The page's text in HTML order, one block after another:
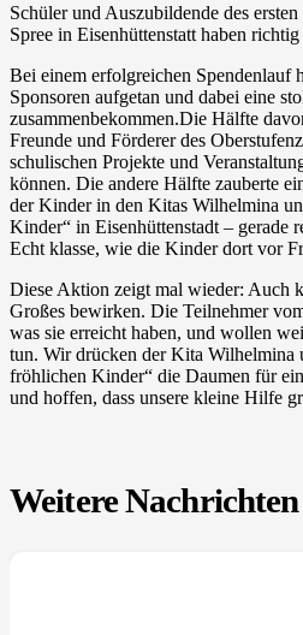
Schüler und Auszubildende des
Spree in Eisenhüttenstatt haben
Bei einem erfolgreichen Spendenlauf
Sponsoren aufgetan und dabei eine
zusammenbekommen.Die Hälfte
Freunde und Förderer des
schulischen Projekte und
können. Die andere Hälfte zauberte
der Kinder in den Kitas Wilhelmina
Kinder“ in Eisenhüttenstadt – gerade
Echt klasse, wie die Kinder dort vor
Diese Aktion zeigt mal wieder: Auch
Großes bewirken. Die Teilnehmer
was sie erreicht haben, und wollen
tun. Wir drücken der Kita Wilhelmina
fröhlichen Kinder“ die Daumen für
und hoffen, dass unsere kleine Hilfe
Weitere